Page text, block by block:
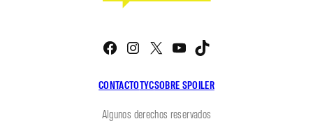
CONTACTOTYCSOBRE SPOILER
Facebook
Instagram
X YouTube
Algunos derechos reservados